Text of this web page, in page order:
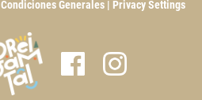
Condiciones Generales| Privacy Settings